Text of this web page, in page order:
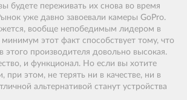
будете переживать их снова во время
уже давно завоевали камеры GoPro.
вообще непобедимым лидером в
этот факт способствует тому, что
этого производителя довольно высокая.
и функционал. Но если вы хотите
при этом, не терять ни в качестве, ни в
альтернативой станут устройства